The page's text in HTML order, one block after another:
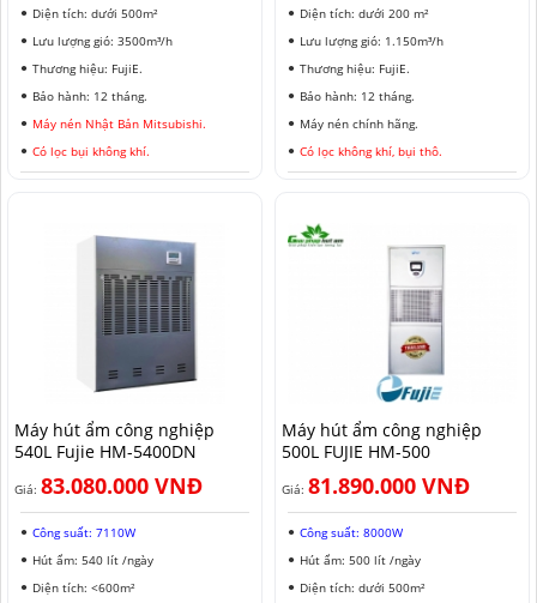
Diện tích: dưới 500m²
Lưu lượng gió: 3500m³/h
Thương hiệu: FujiE.
Bảo hành: 12 tháng.
Máy nén Nhật Bản Mitsubishi.
Có lọc bụi không khí.
Diện tích: dưới 200 m²
Lưu lượng gió: 1.150m³/h
Thương hiệu: FujiE.
Bảo hành: 12 tháng.
Máy nén chính hãng.
Có lọc không khí, bụi thô.
Máy hút ẩm công nghiệp
540L Fujie HM-5400DN
Giá: 83.080.000 VNĐ
Công suất: 7110W
Hút ẩm: 540 lít /ngày
Diện tích: <600m²
Máy hút ẩm công nghiệp
500L FUJIE HM-500
Giá: 81.890.000 VNĐ
Công suất: 8000W
Hút ẩm: 500 lít /ngày
Diện tích: dưới 500m²